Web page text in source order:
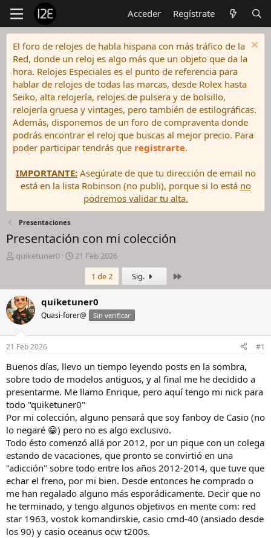
Acceder Regístrate
El foro de relojes de habla hispana con más tráfico de la
Red, donde un reloj es algo más que un objeto que da la
hora. Relojes Especiales es el punto de referencia para
hablar de relojes de todas las marcas, desde Rolex hasta
Seiko, alta relojería, relojes de pulsera y de bolsillo,
relojería gruesa y vintages, pero también de estilográficas.
Además, disponemos de un foro de compraventa donde
podrás encontrar el reloj que buscas al mejor precio. Para
poder participar tendrás que registrarte.
IMPORTANTE:Asegúrate de que tu dirección de email no
está en la lista Robinson (no publi), porque si lo está no
podremos validar tu alta.
Presentaciones
Presentación con mi colección
I
c
i
a
d
o
r
d
e
l
h
i
l
o
quiketuner0
F
h
a
e
i
c
o
21 Feb 2026
1 de 2
Sig.
quiketuner0
Quasi-forer@ Sin verificar
21 Feb 2026 #1
Buenos días, llevo un tiempo leyendo posts en la sombra,
sobre todo de modelos antiguos, y al final me he decidido a
presentarme. Me llamo Enrique, pero aquí tengo mi nick para
todo "quiketuner0"
Por mi colección, alguno pensará que soy fanboy de Casio (no
lo negaré 😁) pero no es algo exclusivo.
Todo ésto comenzó allá por 2012, por un pique con un colega
estando de vacaciones, que pronto se convirtió en una
"adicción" sobre todo entre los años 2012-2014, que tuve que
echar el freno, por mi bien. Desde entonces he comprado o
me han regalado alguno más esporádicamente. Decir que no
he terminado, y tengo algunos objetivos en mente com: red
star 1963, vostok komandirskie, casio cmd-40 (ansiado desde
los 90) y casio oceanus ocw t200s.